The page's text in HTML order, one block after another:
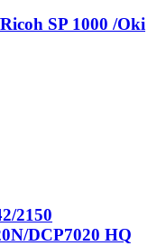
SP 1000 /Oki
2150
DCP7020 HQ